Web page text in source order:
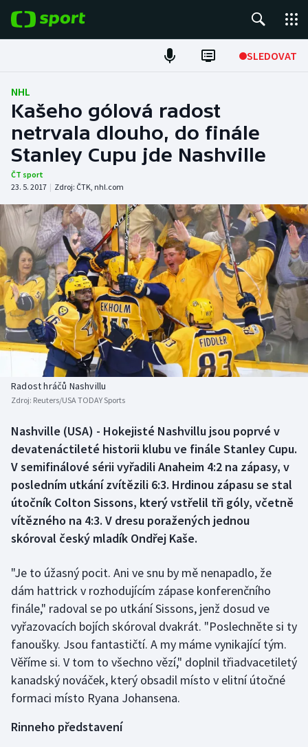
SLEDOVAT
Fotbal
Hokej
Tenis
Atletika
Cyklistika
DALŠÍ SPORTY
Americký fotbal
Baseball a softbal
Basketbal
Biatlon
Box
Curling
Dostihy
Golf
Gymnastika
Házená
NEPŘEHLÉDNĚTE
Soutěže
Historické návraty
Aplikace ČT sport
NHL
Kašeho gólová radost
netrvala dlouho, do finále
Stanley Cupu jde Nashville
ČT sport
23. 5. 2017 | Zdroj: ČTK, nhl.com
Radost hráčů Nashvillu
Zdroj: Reuters/USA TODAY Sports
Nashville (USA) - Hokejisté Nashvillu jsou poprvé v
devatenáctileté historii klubu ve finále Stanley Cupu.
V semifinálové sérii vyřadili Anaheim 4:2 na zápasy, v
posledním utkání zvítězili 6:3. Hrdinou zápasu se stal
útočník Colton Sissons, který vstřelil tři góly, včetně
vítězného na 4:3. V dresu poražených jednou
skóroval český mladík Ondřej Kaše.
"Je to úžasný pocit. Ani ve snu by mě nenapadlo, že
dám hattrick v rozhodujícím zápase konferenčního
finále," radoval se po utkání Sissons, jenž dosud ve
vyřazovacích bojích skóroval dvakrát. "Poslechněte si ty
fanoušky. Jsou fantastičtí. A my máme vynikající tým.
Věříme si. V tom to všechno vězí," doplnil třiadvacetiletý
kanadský nováček, který obsadil místo v elitní útočné
formaci místo Ryana Johansena.
Rinneho představení